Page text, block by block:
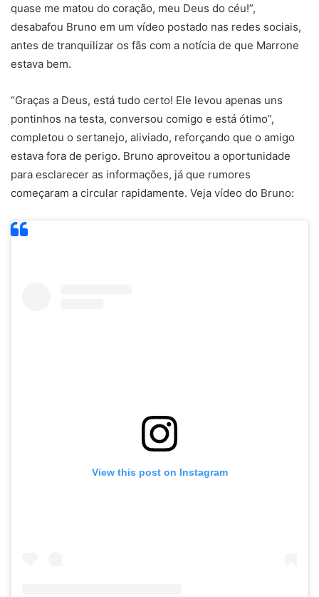
quase me matou do coração, meu Deus do céu!”,
desabafou Bruno em um vídeo postado nas redes sociais,
antes de tranquilizar os fãs com a notícia de que Marrone
estava bem.
“Graças a Deus, está tudo certo! Ele levou apenas uns
pontinhos na testa, conversou comigo e está ótimo”,
completou o sertanejo, aliviado, reforçando que o amigo
estava fora de perigo. Bruno aproveitou a oportunidade
para esclarecer as informações, já que rumores
começaram a circular rapidamente. Veja vídeo do Bruno:
View this post on Instagram